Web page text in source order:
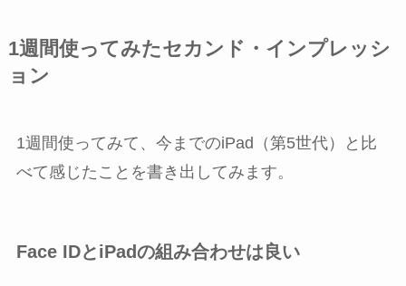
1週間使ってみたセカンド・インプレッシ
ョン
1週間使ってみて、今までのiPad（第5世代）と比
べて感じたことを書き出してみます。
Face IDとiPadの組み合わせは良い